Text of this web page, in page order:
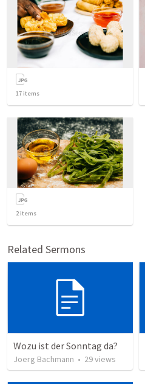
17 items
2items
Related Sermons
Wozu ist der Sonntag da?
Joerg Bachmann • 29views